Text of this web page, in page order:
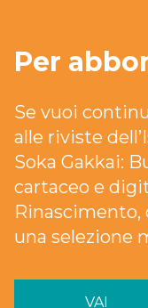
Per
Se vuoi
alle riviste
Soka Gakkai:
cartaceo e
una selezione
VAI